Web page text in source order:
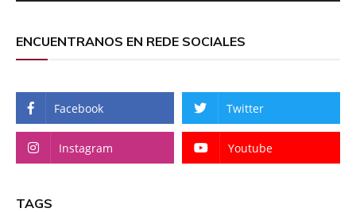
ENCUENTRANOS EN REDE SOCIALES
Facebook Twitter
Instagram Youtube
TAGS